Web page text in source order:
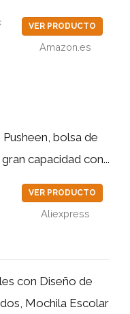
VER PRODUCTO
Amazon.es
bolsa de
capacidad con...
VER PRODUCTO
Aliexpress
con Diseño de
Mochila Escolar